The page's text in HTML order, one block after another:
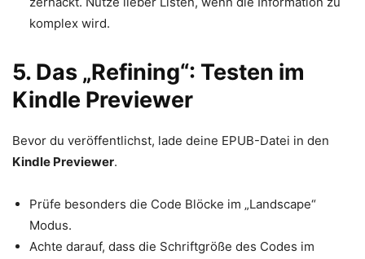
komplex wird.
5. Das „Refining“: Testen im
Kindle Previewer
Bevor du veröffentlichst, lade deine EPUB-Datei in den
Kindle Previewer.
Prüfe besonders die Code Blöcke im „Landscape“
Modus.
Achte darauf, dass die Schriftgröße des Codes im